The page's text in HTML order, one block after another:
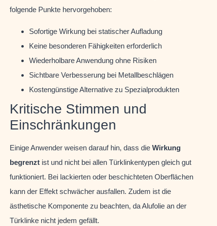
folgende Punkte hervorgehoben:
Sofortige Wirkung bei statischer Aufladung
Keine besonderen Fähigkeiten erforderlich
Wiederholbare Anwendung ohne Risiken
Sichtbare Verbesserung bei Metallbeschlägen
Kostengünstige Alternative zu Spezialprodukten
Kritische Stimmen und
Einschränkungen
Einige Anwender weisen darauf hin, dass die Wirkung
begrenzt ist und nicht bei allen Türklinkentypen gleich gut
funktioniert. Bei lackierten oder beschichteten Oberflächen
kann der Effekt schwächer ausfallen. Zudem ist die
ästhetische Komponente zu beachten, da Alufolie an der
Türklinke nicht jedem gefällt.